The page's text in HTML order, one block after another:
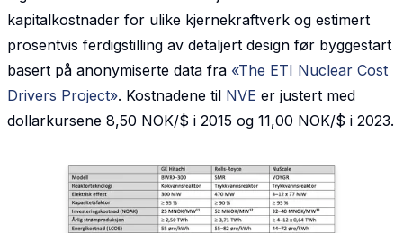
kapitalkostnader for ulike kjernekraftverk og estimert
prosentvis ferdigstilling av detaljert design før byggestart
basert på anonymiserte data fra «The ETI Nuclear Cost
Drivers Project». Kostnadene til NVE er justert med
dollarkursene 8,50 NOK/$ i 2015 og 11,00 NOK/$ i 2023.